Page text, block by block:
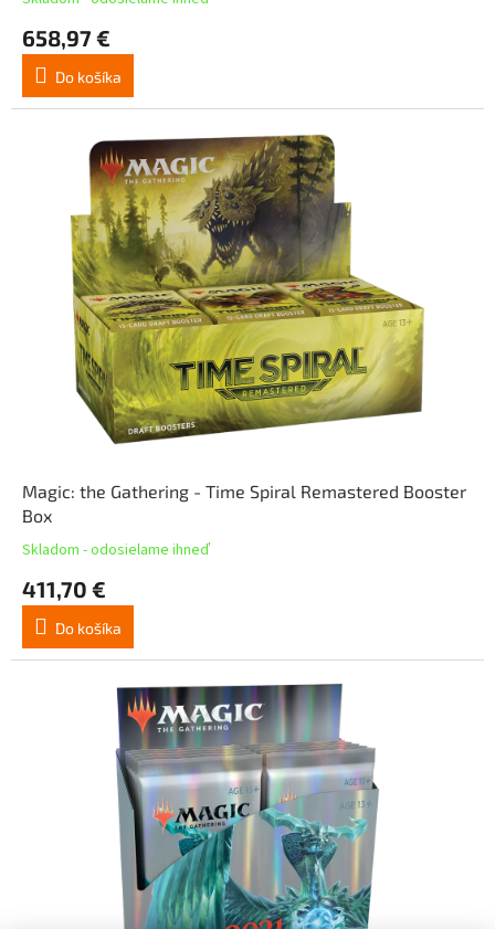
658,97 €
Do košíka
Magic: the Gathering - Time Spiral Remastered Booster
Box
Skladom - odosielame ihneď
411,70 €
Do košíka